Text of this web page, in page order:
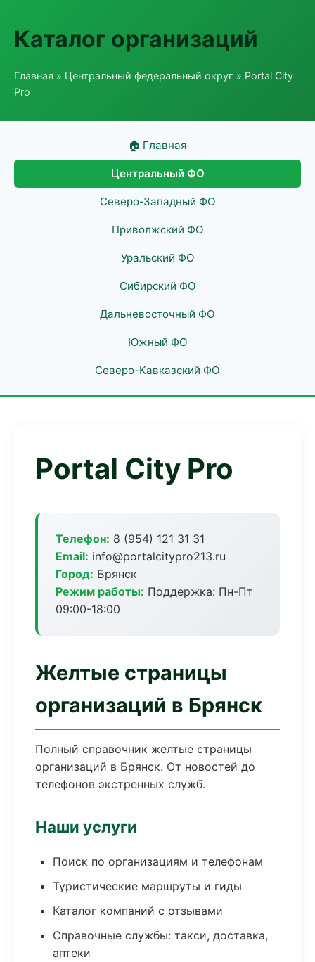
Каталог организаций
Главная » Центральный федеральный округ » Portal City
Pro
🏠 Главная
Центральный ФО
Северо-Западный ФО
Приволжский ФО
Уральский ФО
Сибирский ФО
Дальневосточный ФО
Южный ФО
Северо-Кавказский ФО
Portal City Pro
Телефон: 8 (954) 121 31 31
Email: info@portalcitypro213.ru
Город: Брянск
Режим работы: Поддержка: Пн-Пт
09:00-18:00
Желтые страницы
организаций в Брянск
Полный справочник желтые страницы
организаций в Брянск. От новостей до
телефонов экстренных служб.
Наши услуги
Поиск по организациям и телефонам
Туристические маршруты и гиды
Каталог компаний с отзывами
Справочные службы: такси, доставка,
аптеки